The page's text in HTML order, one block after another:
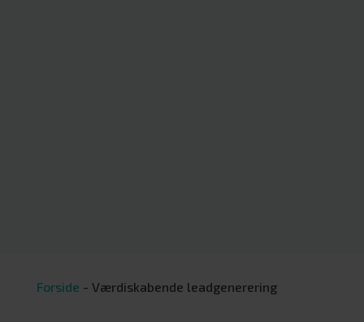
Forside - Værdiskabende leadgenerering